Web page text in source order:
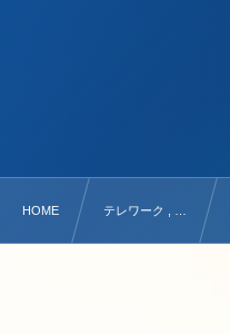
HOME テレワーク , …